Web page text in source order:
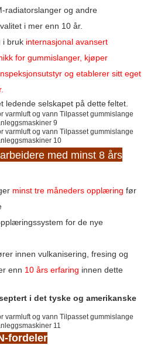
radiatorslanger og andre
i mer enn 10 år.
i bruk internasjonal avansert
for gummislanger, kjøper
og etablerer sitt eget
ledende selskapet på dettefeltet.
med minst 8 års
minst tre måneders opplæring før
for de nye
innen vulkanisering, fresing og
enn 10 års erfaring innen dette
i det tyske og amerikanske
fordeler